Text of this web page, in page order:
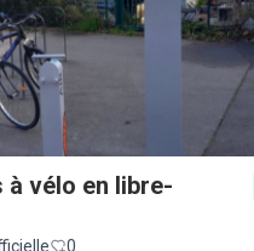
à vélo en libre-
0